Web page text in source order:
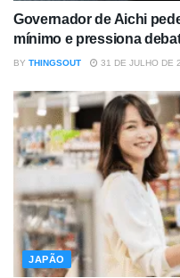
Governador de Aichi
mínimo e pressiona
BY THINGSOUT 31 DE JULHO DE
JAPÃO